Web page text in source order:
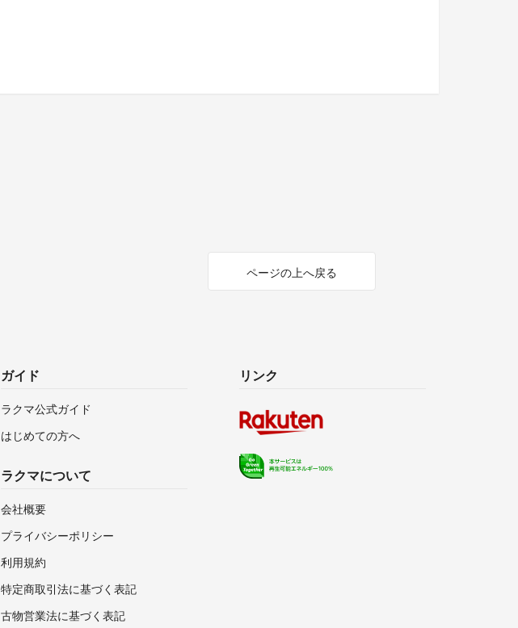
ページの上へ戻る
ガイド
ラクマ公式ガイド
はじめての方へ
ラクマについて
会社概要
プライバシーポリシー
利用規約
特定商取引法に基づく表記
古物営業法に基づく表記
リンク